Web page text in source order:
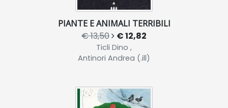
PIANTE E ANIMALI TERRIBILI
€ 13,50 € 12,82
Ticli Dino ,
Antinori Andrea (.ill)